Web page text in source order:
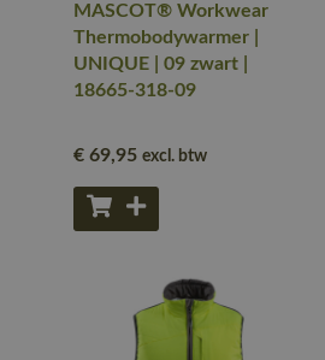
MASCOT® Workwear
Thermobodywarmer |
UNIQUE | 09 zwart |
18665-318-09
€ 69,95 excl. btw